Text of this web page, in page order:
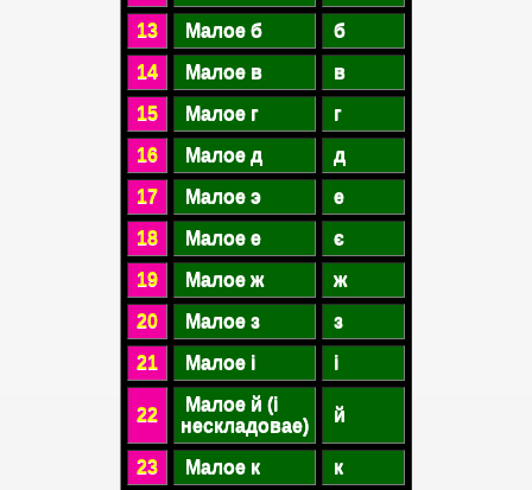
13 Малое б б
14 Малое в в
15 Малое г г
16 Малое д д
17 Малое э е
18 Малое е є
19 Малое ж ж
20 Малое з з
21 Малое і і
22
Малое й (і
нескладовае)
й
23 Малое к к